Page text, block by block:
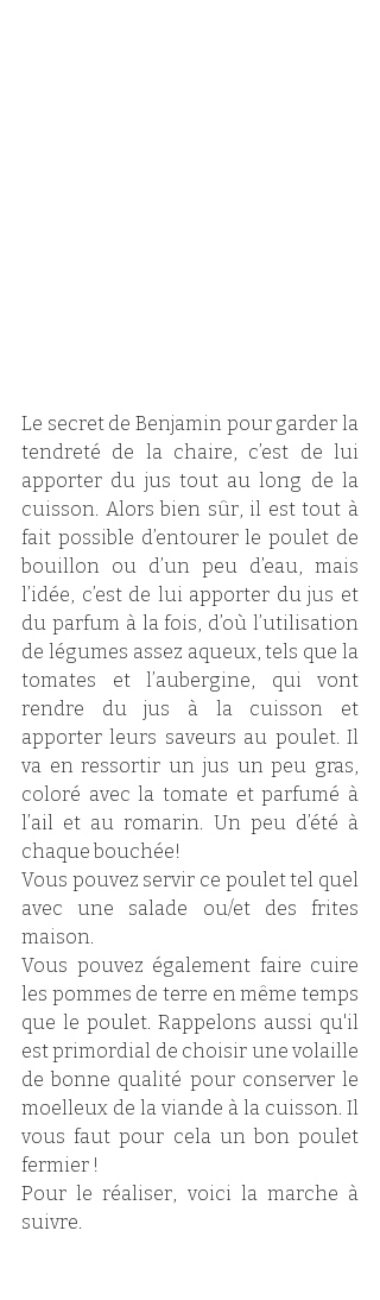
Le secret de Benjamin pour garder la
tendreté de la chaire, c’est de lui
apporter du jus tout au long de la
cuisson. Alors bien sûr, il est tout à
fait possible d’entourer le poulet de
bouillon ou d’un peu d’eau, mais
l’idée, c’est de lui apporter du jus et
du parfum à la fois, d’où l’utilisation
de légumes assez aqueux, tels que la
tomates et l’aubergine, qui vont
rendre du jus à la cuisson et
apporter leurs saveurs au poulet. Il
va en ressortir un jus un peu gras,
coloré avec la tomate et parfumé à
l’ail et au romarin. Un peu d’été à
chaque bouchée!
Vous pouvez servir ce poulet tel quel
avec une salade ou/et des frites
maison.
Vous pouvez également faire cuire
les pommes de terre en même temps
que le poulet. Rappelons aussi qu'il
est primordial de choisir une volaille
de bonne qualité pour conserver le
moelleux de la viande à la cuisson. Il
vous faut pour cela un bon poulet
fermier !
Pour le réaliser, voici la marche à
suivre.